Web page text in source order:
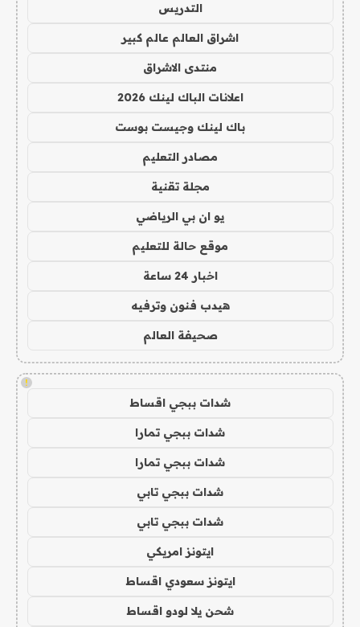
التدريس
اشراق العالم عالم كبير
منتدى الاشراق
اعلانات الباك لينك 2026
باك لينك وجيست بوست
مصادر التعليم
مجلة تقنية
يو ان بي الرياضي
موقع حالة للتعليم
اخبار 24 ساعة
هيدب فنون وترفيه
صحيفة العالم
!
شدات ببجي اقساط
شدات ببجي تمارا
شدات ببجي تمارا
شدات ببجي تابي
شدات ببجي تابي
ايتونز امريكي
ايتونز سعودي اقساط
شحن يلا لودو اقساط